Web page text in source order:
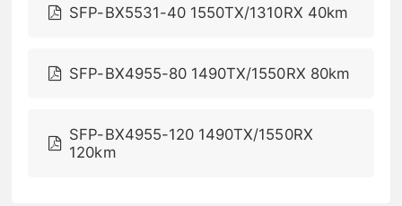
SFP-BX5531-40 1550TX/1310RX 40km
SFP-BX4955-80 1490TX/1550RX 80km
SFP-BX4955-120 1490TX/1550RX
120km